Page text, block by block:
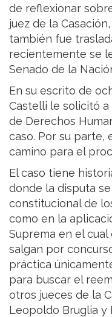
de reflexionar
juez de la
también fue
recientemente se
Senado de la
En su escrito de
Castelli le solicitó
de Derechos
caso. Por su parte,
camino para el
El caso tiene
donde la disputa
constitucional de
como en la
Suprema en el
salgan por
práctica
para buscar el
otros jueces de la
Leopoldo Bruglia y